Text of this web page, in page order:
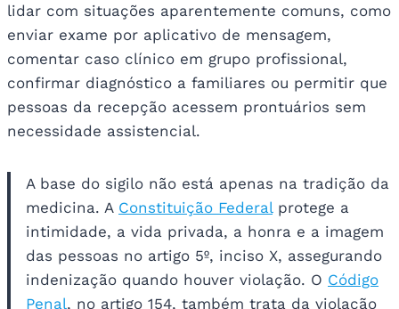
lidar com situações aparentemente comuns, como
enviar exame por aplicativo de mensagem,
comentar caso clínico em grupo profissional,
confirmar diagnóstico a familiares ou permitir que
pessoas da recepção acessem prontuários sem
necessidade assistencial.
A base do sigilo não está apenas na tradição da
medicina. A Constituição Federalprotege a
intimidade, a vida privada, a honra e a imagem
das pessoas no artigo 5º, inciso X, assegurando
indenização quando houver violação. O Código
Penal, no artigo 154, também trata da violação